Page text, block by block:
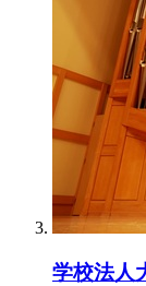
学校法人